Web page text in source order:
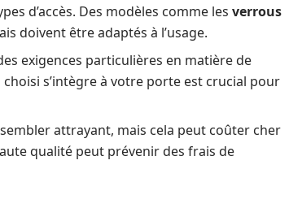
d’accès. Des modèles comme les verrous
doivent être adaptés à l’usage.
exigences particulières en matière de
s’intègre à votre porte est crucial pour
attrayant, mais cela peut coûter cher
qualité peut prévenir des frais de